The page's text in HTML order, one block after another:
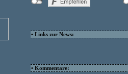
• Links zur News:
• Kommentare: